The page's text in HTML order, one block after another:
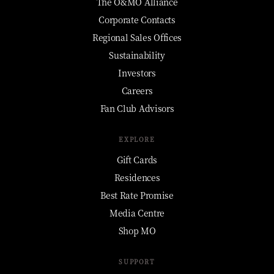
Corporate Contacts
Regional Sales Offices
Sustainability
Investors
Careers
Fan Club Advisors
EXPLORE
Gift Cards
Residences
Best Rate Promise
Media Centre
Shop MO
SUPPORT